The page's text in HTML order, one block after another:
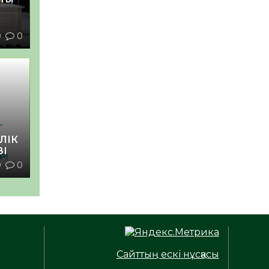
0
0
Сайттың ескі нұсқасы